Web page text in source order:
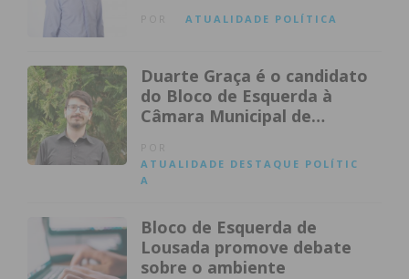
ATUALIDADE POLÍTICA
Duarte Graça é o candidato
do Bloco de Esquerda à
Câmara Municipal de
ATUALIDADE DESTAQUE POLÍTIC
A
Bloco de Esquerda de
Lousada promove debate
sobre o ambiente